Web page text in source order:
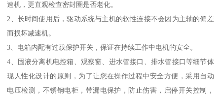
速机，更直观检查密封圈是否老化。
2、长时间使用后，驱动系统与主机的软性连接不会因为主轴的偏差
而损坏减速机。
3、电箱内配有过载保护开关，保证在持续工作中电机的安全。
4、固液分离机电控箱、观察窗、进水管接口、排水管接口等细节体
现人性化设计的原则，为了让您在操作过程中安全方便，采用自动
电压检测，不锈钢电柜，带漏电保护，防止伤害，启停开关控制，